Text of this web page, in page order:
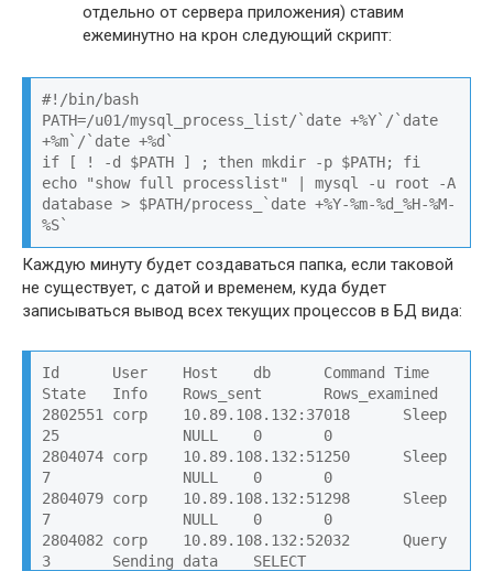
отдельно от сервера приложения) ставим
ежеминутно на крон следующий скрипт:
#!/bin/bash
PATH=/u01/mysql_process_list/`date +%Y`/`date
+%m`/`date +%d`
if [ ! -d $PATH ] ; then mkdir -p $PATH; fi
echo "show full processlist" | mysql -u root -A
database > $PATH/process_`date +%Y-%m-%d_%H-%M-
%S`
Каждую минуту будет создаваться папка, если таковой
не существует, с датой и временем, куда будет
записываться вывод всех текущих процессов в БД вида:
Id      User    Host    db      Command Time
State   Info    Rows_sent       Rows_examined
2802551 corp    10.89.108.132:37018      Sleep
25              NULL    0       0
2804074 corp    10.89.108.132:51250      Sleep
7               NULL    0       0
2804079 corp    10.89.108.132:51298      Sleep
7               NULL    0       0
2804082 corp    10.89.108.132:52032      Query
3       Sending data    SELECT